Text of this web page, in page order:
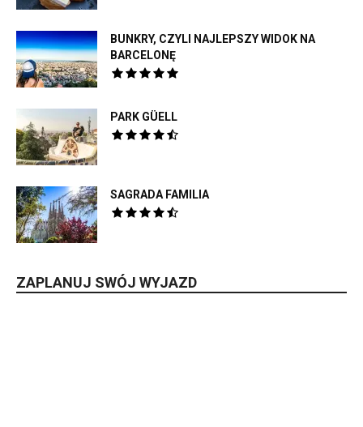
BUNKRY, CZYLI NAJLEPSZY WIDOK NA
BARCELONĘ
PARK GÜELL
SAGRADA FAMILIA
ZAPLANUJ SWÓJ WYJAZD